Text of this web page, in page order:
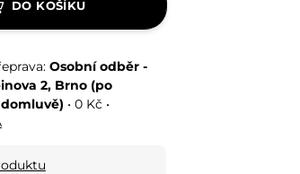
DO KOŠÍKU
Osobní odběr -
2, Brno (po
• 0 Kč •